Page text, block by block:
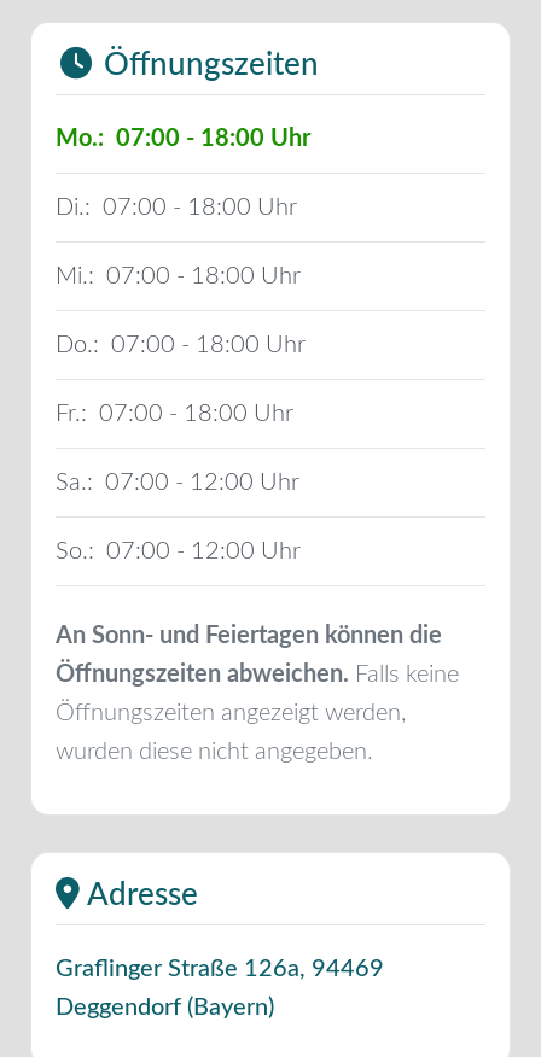
Öffnungszeiten
Mo.: 07:00 - 18:00
Di.: 07:00 - 18:00
Mi.: 07:00 - 18:00
Do.: 07:00 - 18:00
Fr.: 07:00 - 18:00
Sa.: 07:00 - 12:00
So.: 07:00 - 12:00
An Sonn- und Feiertagen können die
Öffnungszeiten abweichen. Falls keine
Öffnungszeiten angezeigt werden,
wurden diese nicht angegeben.
Adresse
Graflinger Straße 126a, 94469
Deggendorf (Bayern)